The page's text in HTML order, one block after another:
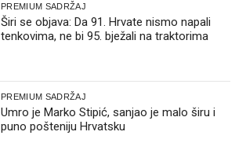
PREMIUM SADRŽAJ
Širi se objava: Da 91. Hrvate nismo napali
tenkovima, ne bi 95. bježali na traktorima
PREMIUM SADRŽAJ
Umro je Marko Stipić, sanjao je malo širu i
puno pošteniju Hrvatsku